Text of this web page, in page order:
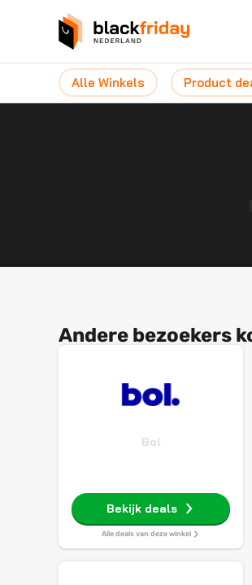
Alle Winkels Product
Andere bezoekers
Bol
Bekijk deals
Alle deals van deze winkel